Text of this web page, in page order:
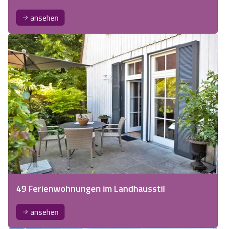
ansehen
49 Ferienwohnungen im Landhausstil
ansehen